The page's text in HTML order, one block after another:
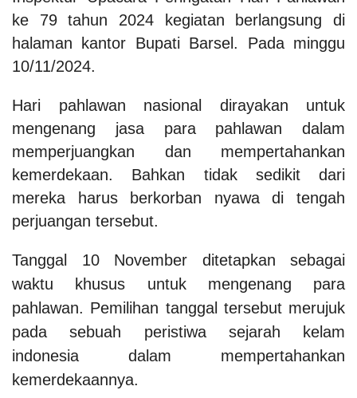
ke 79 tahun 2024 kegiatan berlangsung di
halaman kantor Bupati Barsel. Pada minggu
10/11/2024.
Hari pahlawan nasional dirayakan untuk
mengenang jasa para pahlawan dalam
memperjuangkan dan mempertahankan
kemerdekaan. Bahkan tidak sedikit dari
mereka harus berkorban nyawa di tengah
perjuangan tersebut.
Tanggal 10 November ditetapkan sebagai
waktu khusus untuk mengenang para
pahlawan. Pemilihan tanggal tersebut merujuk
pada sebuah peristiwa sejarah kelam
indonesia dalam mempertahankan
kemerdekaannya.